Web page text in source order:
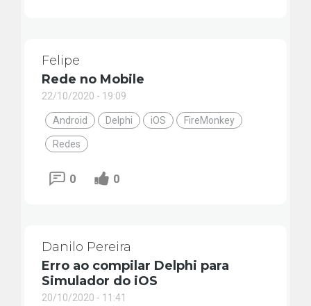
Felipe
Rede no Mobile
22/10/2020 - 19:09
Android Delphi iOS FireMonkey
Redes
0 0
Danilo Pereira
Erro ao compilar Delphi para
Simulador do iOS
20/10/2020 - 11:41